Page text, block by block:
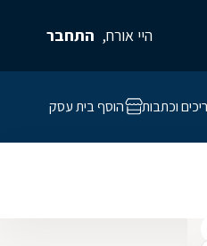
היי אורח, התחבר
וכתבות הוסף בית עסק